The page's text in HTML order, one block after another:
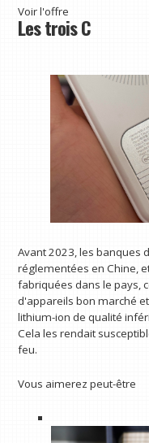
Voir l'offre
Les trois C
Avant 2023, les banques
réglementées en Chine,
fabriquées dans le pays,
d'appareils bon marché
lithium-ion de qualité
Cela les rendait
feu.
Vous aimerez peut-être